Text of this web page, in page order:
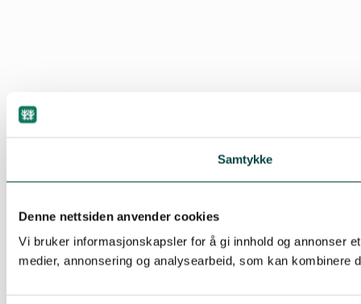
Samtykke
Denne nettsiden anvender cookies
Vi bruker informasjonskapsler for å gi innhold og annonser
medier, annonsering og analysearbeid, som kan